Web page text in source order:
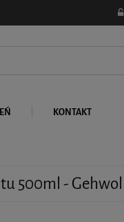
KONTAKT
500ml - Gehwol